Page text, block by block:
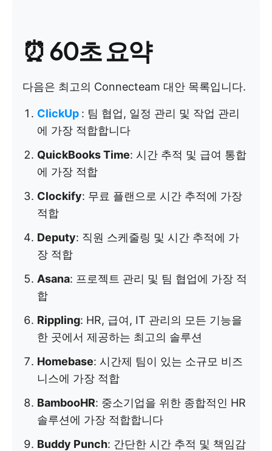
⏰ 60초 요약
다음은 최고의 Connecteam 대안 목록입니다.
ClickUp : 팀 협업, 일정 관리 및 작업 관리
에 가장 적합합니다
QuickBooks Time: 시간 추적 및 급여 통합
에 가장 적합
Clockify: 무료 플랜으로 시간 추적에 가장
적합
Deputy: 직원 스케줄링 및 시간 추적에 가
장 적합
Asana: 프로젝트 관리 및 팀 협업에 가장 적
합
Rippling: HR, 급여, IT 관리의 모든 기능을
한 곳에서 제공하는 최고의 솔루션
Homebase: 시간제 팀이 있는 소규모 비즈
니스에 가장 적합
BambooHR: 중소기업을 위한 종합적인 HR
솔루션에 가장 적합합니다
Buddy Punch: 간단한 시간 추적 및 책임감